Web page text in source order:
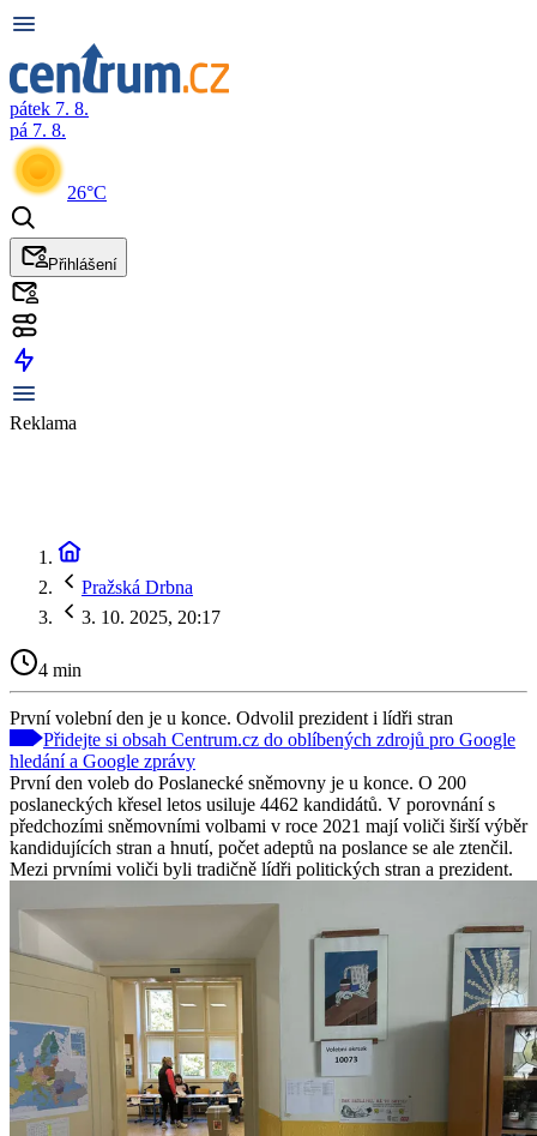
pátek 7. 8.
pá 7. 8.
26°C
Přihlášení
Reklama
Pražská Drbna
3. 10. 2025, 20:17
4 min
První volební den je u konce. Odvolil prezident i lídři stran
Přidejte si obsah Centrum.cz do oblíbených zdrojů pro Google
hledání a Google zprávy
První den voleb do Poslanecké sněmovny je u konce. O 200
poslaneckých křesel letos usiluje 4462 kandidátů. V porovnání s
předchozími sněmovními volbami v roce 2021 mají voliči širší výběr
kandidujících stran a hnutí, počet adeptů na poslance se ale ztenčil.
Mezi prvními voliči byli tradičně lídři politických stran a prezident.